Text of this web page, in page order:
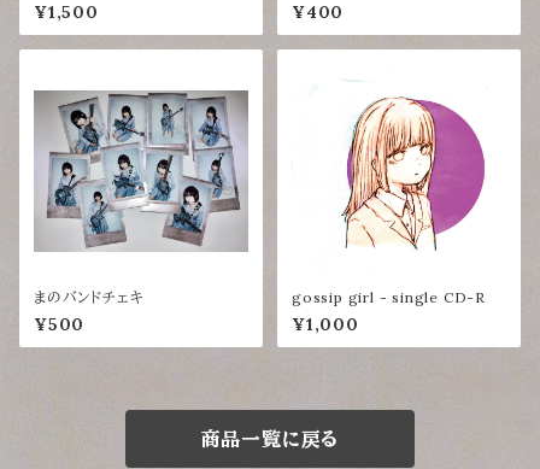
¥1,500 ¥400
まのバンドチェキ
¥500
gossip girl - single CD-R
¥1,000
商品一覧に戻る